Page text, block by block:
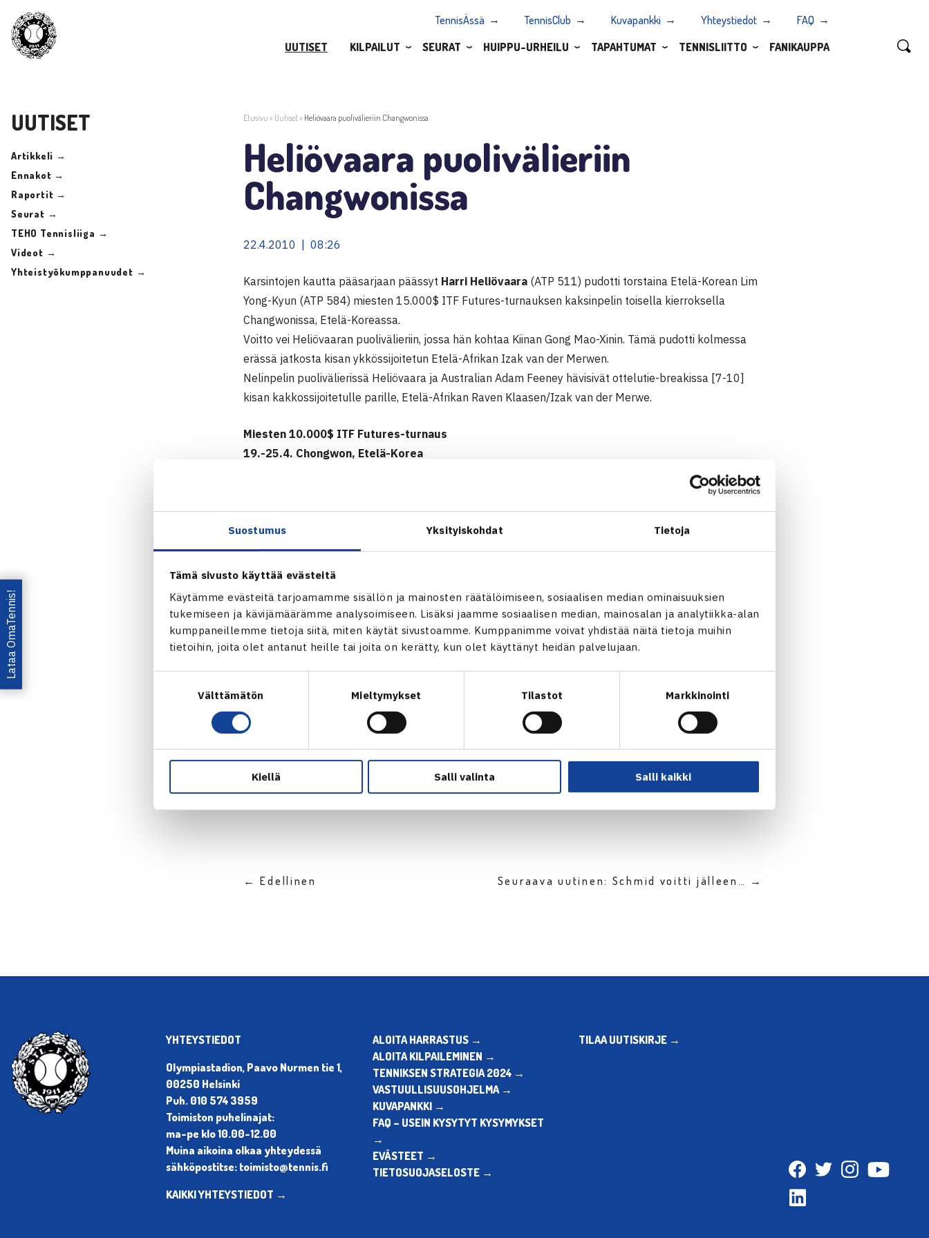
Suostumus Yksityiskohdat Tietoja
Tämä sivusto käyttää evästeitä
Käytämme evästeitä tarjoamamme sisällön ja mainosten räätälöimiseen, sosiaalisen median ominaisuuksien
tukemiseen ja kävijämäärämme analysoimiseen. Lisäksi jaamme sosiaalisen median, mainosalan ja analytiikka-alan
kumppaneillemme tietoja siitä, miten käytät sivustoamme. Kumppanimme voivat yhdistää näitä tietoja muihin
tietoihin, joita olet antanut heille tai joita on kerätty, kun olet käyttänyt heidän palvelujaan.
Välttämätön Mieltymykset Tilastot Markkinointi
Kiellä Salli valinta Salli kaikki
TennisÄssä TennisClub Kuvapankki Yhteystiedot
FAQ
UUTISET
KILPAILUT SEURAT HUIPPU-URHEILU TAPAHTUMAT TENNISLIITTO FANIKAUPPA
UUTISET
Artikkeli →
Ennakot →
Raportit →
Seurat →
TEHO Tennisliiga →
Videot →
Yhteistyökumppanuudet →
Etusivu > Uutiset> Heliövaara puolivälieriin Changwonissa
Heliövaara puolivälieriin
Changwonissa
22.4.2010 | 08:26
Karsintojen kautta pääsarjaan päässyt Harri Heliövaara (ATP 511) pudotti torstaina Etelä-Korean Lim
Yong-Kyun (ATP 584) miesten 15.000$ ITF Futures-turnauksen kaksinpelin toisella kierroksella
Changwonissa, Etelä-Koreassa.
Voitto vei Heliövaaran puolivälieriin, jossa hän kohtaa Kiinan Gong Mao-Xinin. Tämä pudotti kolmessa
erässä jatkosta kisan ykkössijoitetun Etelä-Afrikan Izak van der Merwen.
Nelinpelin puolivälierissä Heliövaara ja Australian Adam Feeney hävisivät ottelutie-breakissa [7-10]
kisan kakkossijoitetulle parille, Etelä-Afrikan Raven Klaasen/Izak van der Merwe.
Miesten 10.000$ ITF Futures-turnaus
19.-25.4. Chongwon, Etelä-Korea
Nelinpeli
Puolivälieriä: Raven Klaasen/Izak van der Merwe Etelä-Afrikka – Adam Feeney Australia/Heliövaara 63
36 [10-7]
Miesten ITF Futures-turnaus Changwonissa
Harri Heliövaaran verkkosivut
Jaa:
← Edellinen Seuraava uutinen: Schmid voitti jälleen… →
Lataa OmaTennis!
YHTEYSTIEDOT
Olympiastadion, Paavo Nurmen tie 1,
00250 Helsinki
Puh. 010 574 3959
Toimiston puhelinajat:
ma-pe klo 10.00-12.00
Muina aikoina olkaa yhteydessä
sähköpostitse: toimisto@tennis.fi
KAIKKI YHTEYSTIEDOT →
ALOITA HARRASTUS →
ALOITA KILPAILEMINEN →
TENNIKSEN STRATEGIA 2024 →
VASTUULLISUUSOHJELMA →
KUVAPANKKI →
FAQ – USEIN KYSYTYT KYSYMYKSET
→
EVÄSTEET →
TIETOSUOJASELOSTE →
TILAA UUTISKIRJE →